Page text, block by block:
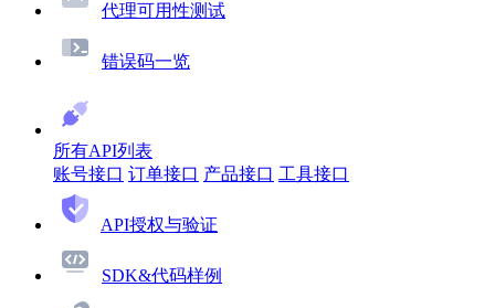
代理可用性测试
错误码一览
所有API列表
账号接口 订单接口 产品接口 工具接口
API授权与验证
SDK&代码样例